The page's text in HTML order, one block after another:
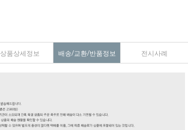
상품상세정보 배송/교환/반품정보 전시사례